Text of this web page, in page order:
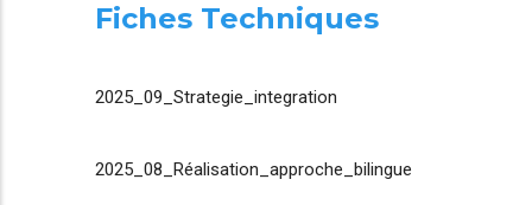
Fiches Techniques
2025_09_Strategie_integration
2025_08_Réalisation_approche_bilingue